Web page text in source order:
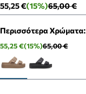
65,00 €
(15%)
55,25 €
Περισσότερα Χρώματα:
55,25 €(15%)65,00 €